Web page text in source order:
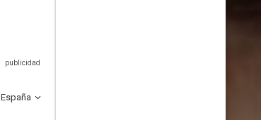
España